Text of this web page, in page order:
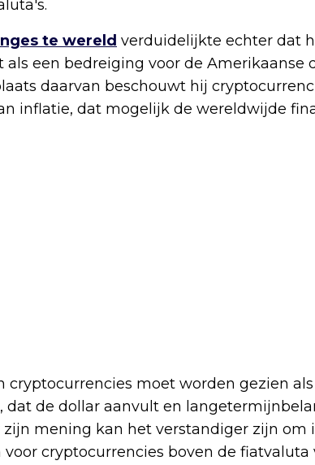
te wereld verduidelijkte echter dat
een bedreiging voor de Amerikaanse
daarvan beschouwt hij
inflatie, dat mogelijk de wereldwijde
moet worden gezien als
de dollar aanvult en
mening kan het verstandiger zijn om
cryptocurrencies boven de fiatvaluta